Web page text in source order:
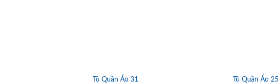
Tủ Quần Áo 31 Tủ Quần Áo 25